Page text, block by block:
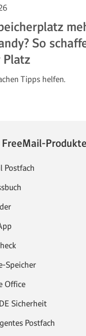
So
Platz
Tipps helfen.
FreeMail-Produkte
Postfach
Speicher
Office
Sicherheit
Postfach